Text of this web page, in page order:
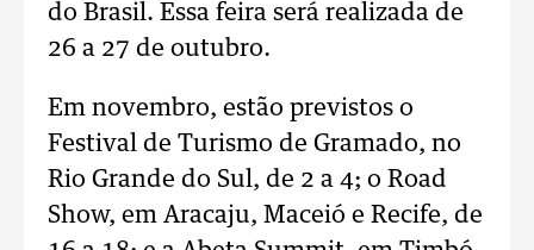
do Brasil. Essa feira será realizada de
26 a 27 de outubro.
Em novembro, estão previstos o
Festival de Turismo de Gramado, no
Rio Grande do Sul, de 2 a 4; o Road
Show, em Aracaju, Maceió e Recife, de